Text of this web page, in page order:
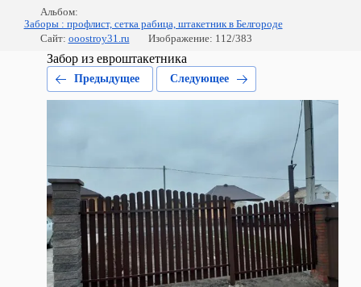
Альбом:
Заборы : профлист, сетка рабица, штакетник в Белгороде
Сайт: ooostroy31.ru Изображение: 112/383
Забор из евроштакетника
Предыдущее Следующее